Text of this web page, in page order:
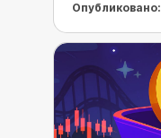
Опубликовано: